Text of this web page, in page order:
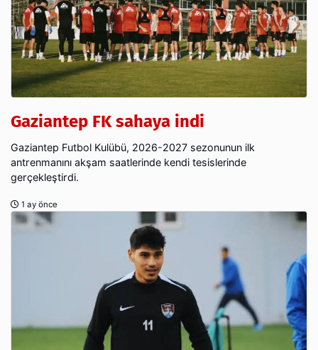
Gaziantep FK sahaya indi
Gaziantep Futbol Kulübü, 2026-2027 sezonunun ilk
antrenmanını akşam saatlerinde kendi tesislerinde
gerçekleştirdi.
1 ay önce